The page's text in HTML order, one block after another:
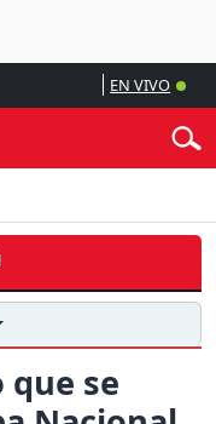
EN VIVO
que se